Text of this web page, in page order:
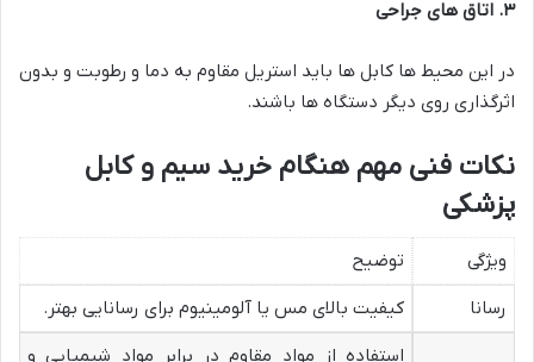
۳. اتاق های جراحی
در این محیط ها کابل ها باید استریل مقاوم به دما و رطوبت و بدون
اثرگذاری روی دیگر دستگاه ها باشند.
نکات فنی مهم هنگام خرید سیم و کابل
پزشکی
ویژگی
توضیح
رسانا
کیفیت بالای مس یا آلومینیوم برای رسانایی بهتر.
استفاده از مواد مقاوم در برابر مواد شیمیایی و